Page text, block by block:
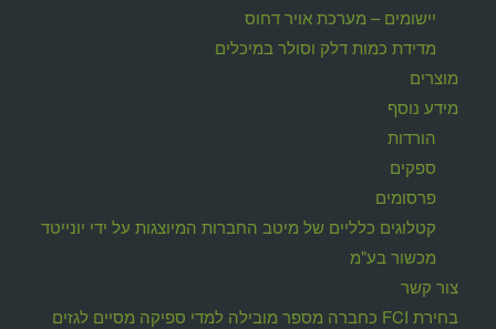
יישומים – מערכת אויר דחוס
מדידת כמות דלק וסולר במיכלים
מוצרים
מידע נוסף
הורדות
ספקים
פרסומים
קטלוגים כלליים של מיטב החברות המיוצגות על ידי יונייטד
מכשור בע"מ
צור קשר
בחירת FCI כחברה מספר מובילה למדי ספיקה מסיים לגזים